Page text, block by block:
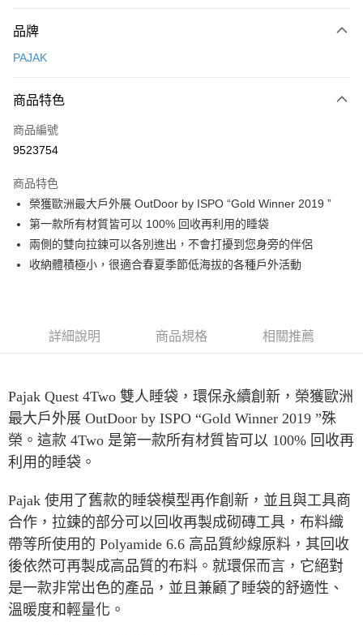
信用卡一次付款
3 期 0 利率 每期
合作金庫商業銀行
上海商業儲蓄銀行
臺灣中小企業銀行
匯豐（台灣）商業銀行
華泰商業銀行
聯邦商業銀行
遠東國際商業銀行
元大商業銀行
永豐商業銀行
玉山商業銀行
星展（台灣）商業銀行
超商取貨付款
LINE Pay
Apple Pay
ATM付款
運送方式
付款後全家取貨
每筆NT$60，滿NT$490(含以上)免運費
付款後7-11取貨
每筆NT$60，滿NT$490(含以上)免運費
每筆NT$80，滿NT$490(含以上)免運費
離島宅配
每筆NT$80，滿NT$490(含以上)免運費
付款後門市自取
免運費
品牌
PAJAK
商品特色
商品編號
9523754
商品特色
榮獲歐洲最大戶外展 OutDoor by ISPO “Gold Winner 2019 ”
第一款所有材質皆可以 100% 回收再利用的睡袋
兩側的雙向拉鍊可以各別進出，不會打擾到您身旁的伴侶
收納體積極小，很適合春夏季節低海拔的各種戶外活動
詳細說明 商品規格 相關推薦
Pajak Quest 4Two 雙人睡袋，環保永續創新，榮獲歐洲
最大戶外展 OutDoor by ISPO “Gold Winner 2019 ”殊
榮。這款 4Two 是第一款所有材質皆可以 100% 回收再
利用的睡袋。
Pajak 使用了舊款的睡袋模型再作創新，並且與工具商
合作，拉鍊的部分可以回收再製成砌磚工具，布料織
帶等所使用的 Polyamide 6.6 高品質紗線原料，其回收
後依然可再製成高品質的布料。就環保而言，它絕對
是一款非常出色的產品，並且兼顧了睡袋的舒適性、
溫暖度和輕量化。